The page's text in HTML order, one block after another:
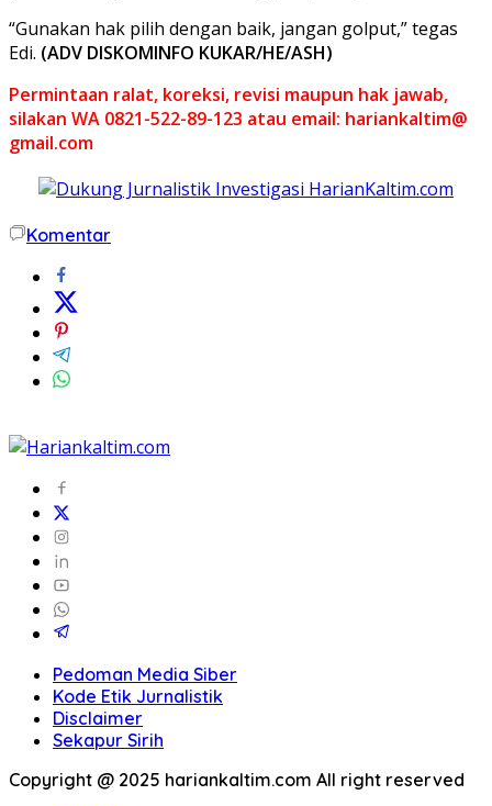
“Gunakan hak pilih dengan baik, jangan golput,” tegas
Edi. (ADV DISKOMINFO KUKAR/HE/ASH)
Permintaan ralat, koreksi, revisi maupun hak jawab,
silakan WA 0821-522-89-123 atau email: hariankaltim@
gmail.com
Komentar
Pedoman Media Siber
Kode Etik Jurnalistik
Disclaimer
Sekapur Sirih
Copyright @ 2025 hariankaltim.com All right reserved